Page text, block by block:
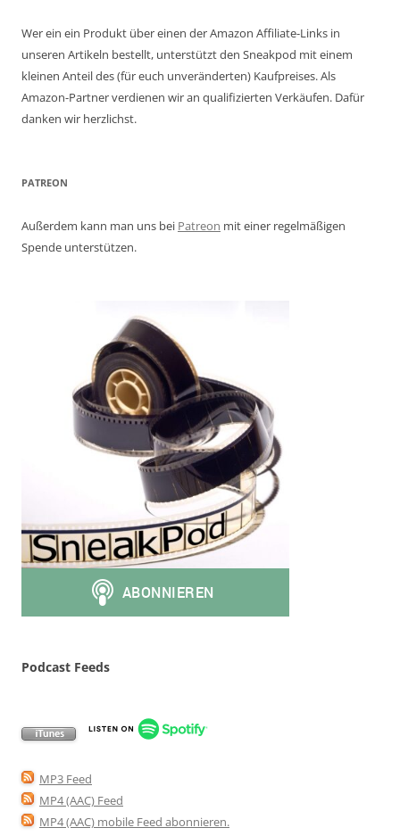
Wer ein ein Produkt über einen der Amazon Affiliate-Links in
unseren Artikeln bestellt, unterstützt den Sneakpod mit einem
kleinen Anteil des (für euch unveränderten) Kaufpreises. Als
Amazon-Partner verdienen wir an qualifizierten Verkäufen. Dafür
danken wir herzlichst.
PATREON
Außerdem kann man uns bei Patreon mit einer regelmäßigen
Spende unterstützen.
Podcast Feeds
MP3 Feed
MP4 (AAC) Feed
MP4 (AAC) mobile Feed abonnieren.